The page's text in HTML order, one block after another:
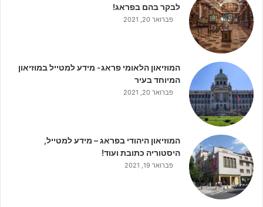
לבקר בהם בפראג!
פברואר 20, 2021
המוזיאון הלאומי פראג- מידע למטייל במוזיאון
המיוחד בעיר
פברואר 20, 2021
המוזיאון היהודי בפראג – מידע למטייל,
היסטוריה כתובת ועוד!
פברואר 19, 2021